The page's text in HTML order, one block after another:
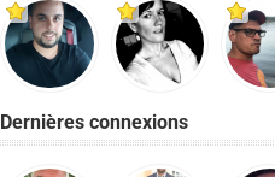
Dernières connexions